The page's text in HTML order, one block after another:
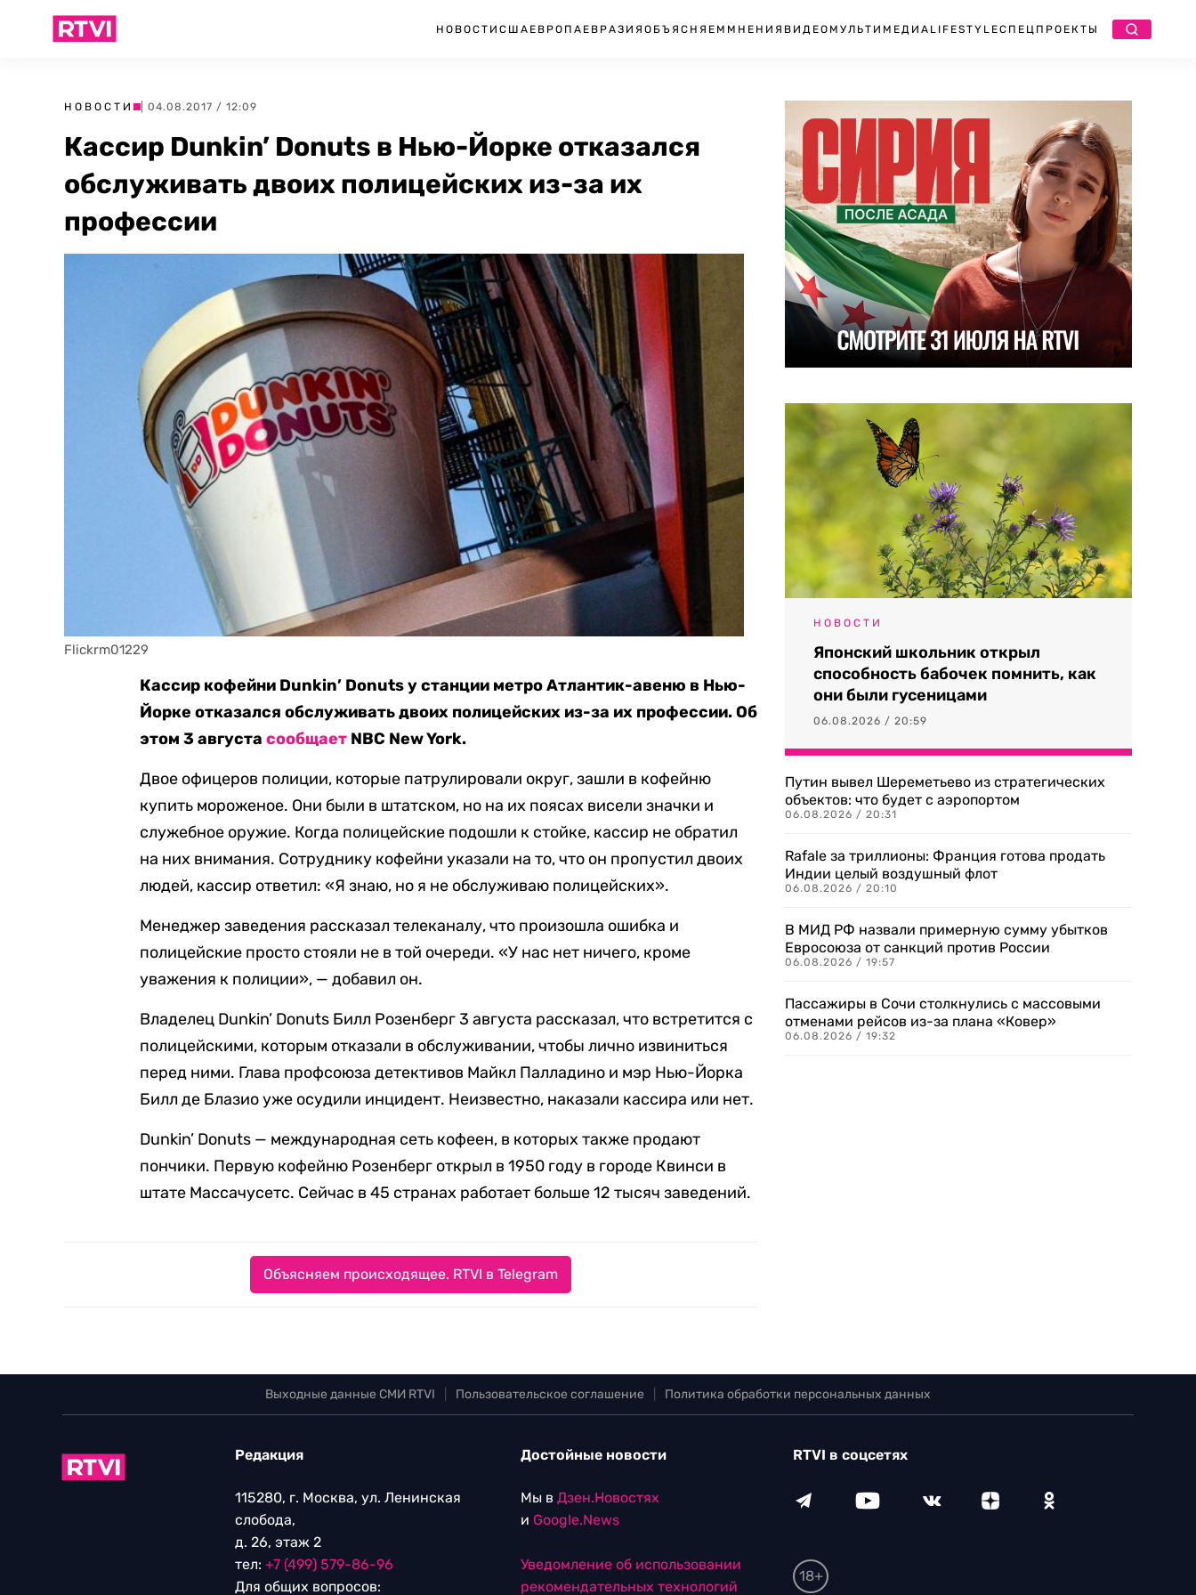
НОВОСТИ США ЕВРОПА ЕВРАЗИЯ ОБЪЯСНЯЕМ МНЕНИЯ ВИДЕО МУЛЬТИМЕДИА LIFESTYLEСПЕЦПРОЕКТЫ
НОВОСТИ | 04.08.2017 / 12:09
Кассир Dunkin’ Donuts в Нью-Йорке отказался
обслуживать двоих полицейских из-за их
профессии
Flickrm01229
Кассир кофейни Dunkin’ Donuts у станции метро Атлантик-авеню в Нью-
Йорке отказался обслуживать двоих полицейских из-за их профессии. Об
этом 3 августасообщает NBC New York.
Двое офицеров полиции, которые патрулировали округ, зашли в кофейню
купить мороженое. Они были в штатском, но на их поясах висели значки и
служебное оружие. Когда полицейские подошли к стойке, кассир не обратил
на них внимания. Сотруднику кофейни указали на то, что он пропустил двоих
людей, кассир ответил: «Я знаю, но я не обслуживаю полицейских».
Менеджер заведения рассказал телеканалу, что произошла ошибка и
полицейские просто стояли не в той очереди. «У нас нет ничего, кроме
уважения к полиции», — добавил он.
Владелец Dunkin’ Donuts Билл Розенберг 3 августа рассказал, что встретится с
полицейскими, которым отказали в обслуживании, чтобы лично извиниться
перед ними. Глава профсоюза детективов Майкл Палладино и мэр Нью-Йорка
Билл де Блазио уже осудили инцидент. Неизвестно, наказали кассира или нет.
Dunkin’ Donuts — международная сеть кофеен, в которых также продают
пончики. Первую кофейню Розенберг открыл в 1950 году в городе Квинси в
штате Массачусетс. Сейчас в 45 странах работает больше 12 тысяч заведений.
Объясняем происходящее. RTVI в Telegram
НОВОСТИ
Японский школьник открыл
способность бабочек помнить, как
они были гусеницами
06.08.2026 / 20:59
Путин вывел Шереметьево из стратегических
объектов: что будет с аэропортом
06.08.2026 / 20:31
Rafale за триллионы: Франция готова продать
Индии целый воздушный флот
06.08.2026 / 20:10
В МИД РФ назвали примерную сумму убытков
Евросоюза от санкций против России
06.08.2026 / 19:57
Пассажиры в Сочи столкнулись с массовыми
отменами рейсов из-за плана «Ковер»
06.08.2026 / 19:32
Выходные данные СМИ RTVI Пользовательское соглашение Политика обработки персональных данных
Редакция
115280, г. Москва, ул. Ленинская
слобода,
д. 26, этаж 2
тел: +7 (499) 579-86-96
Для общих вопросов:
Достойные новости
Мы в Дзен.Новостях
и Google.News
Уведомление об использовании
рекомендательных технологий
RTVI в соцсетях
18+